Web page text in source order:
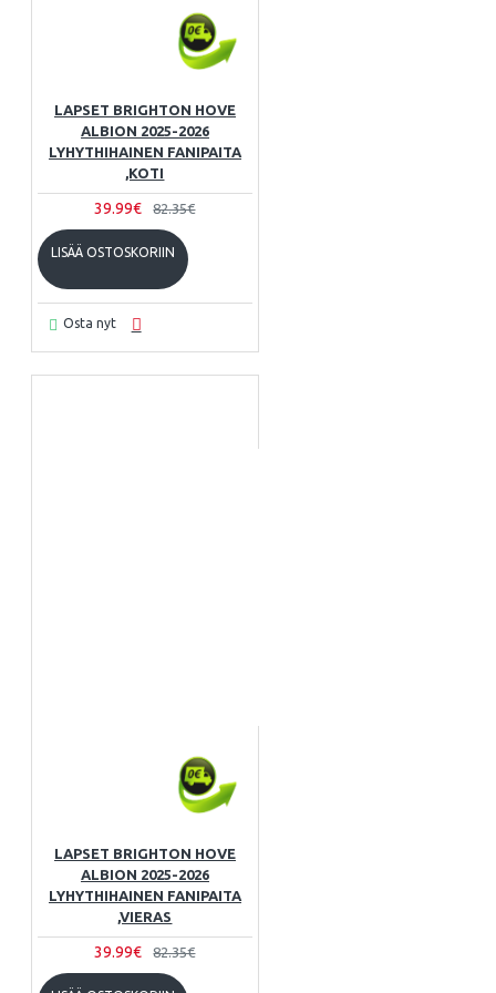
LAPSET BRIGHTON HOVE
ALBION 2025-2026
LYHYTHIHAINEN FANIPAITA
,KOTI
39.99€ 82.35€
LISÄÄ OSTOSKORIIN
Osta nyt
LAPSET BRIGHTON HOVE
ALBION 2025-2026
LYHYTHIHAINEN FANIPAITA
,VIERAS
39.99€ 82.35€